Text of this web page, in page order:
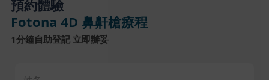
預約體驗
Fotona 4D 鼻鼾槍療程
1分鐘自助登記 立即辦妥